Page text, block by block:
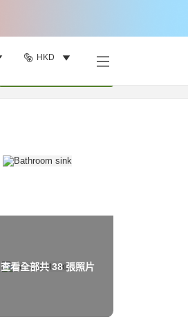
HKD
查看全部共38張照片